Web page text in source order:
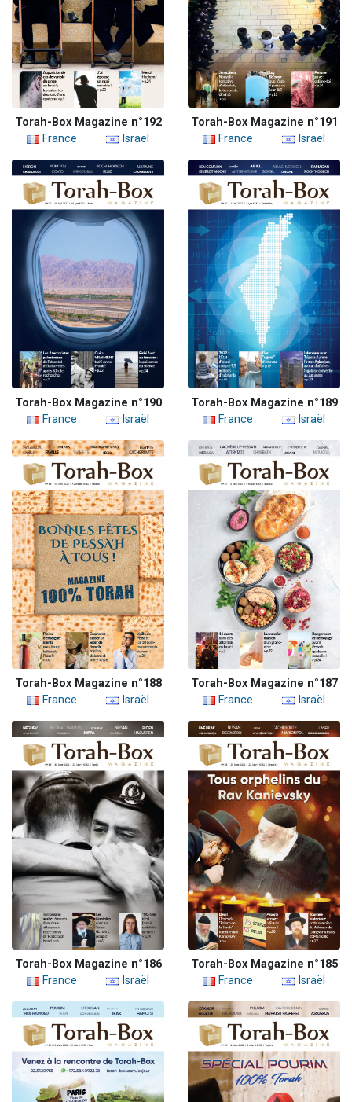
Torah-Box Magazine n°192
France
Israël
Torah-Box Magazine n°191
France
Israël
Torah-Box Magazine n°190
France
Israël
Torah-Box Magazine n°189
France
Israël
Torah-Box Magazine n°188
France
Israël
Torah-Box Magazine n°187
France
Israël
Torah-Box Magazine n°186
France
Israël
Torah-Box Magazine n°185
France
Israël